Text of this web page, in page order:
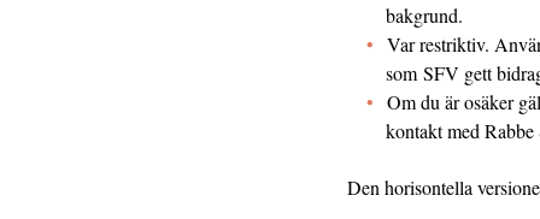
bakgrund.
Var restriktiv.
som SFV gett
Om du är osäker
kontakt med
Den horisontella